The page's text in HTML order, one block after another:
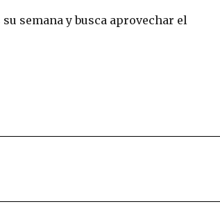
semana y busca aprovechar el